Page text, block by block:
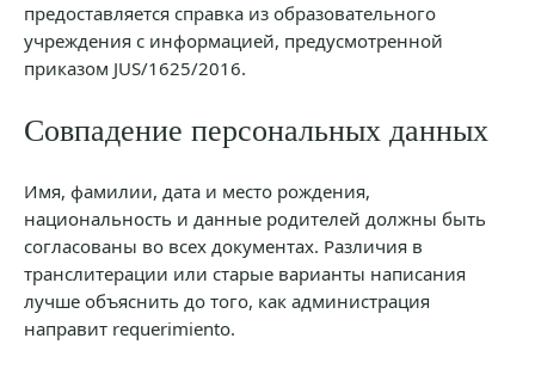
предоставляется справка из образовательного
учреждения с информацией, предусмотренной
приказом JUS/1625/2016.
Совпадение персональных данных
Имя, фамилии, дата и место рождения,
национальность и данные родителей должны быть
согласованы во всех документах. Различия в
транслитерации или старые варианты написания
лучше объяснить до того, как администрация
направит requerimiento.